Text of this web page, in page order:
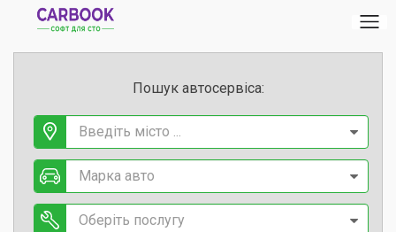
Пошук автосервіса:
Введіть місто ...
Марка авто
Оберіть послугу